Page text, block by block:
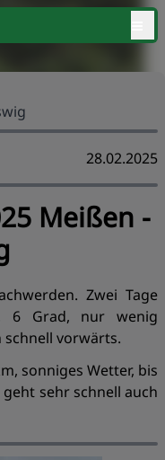
28.02.2025
Meißen -
Zwei Tage
6 Grad, nur wenig
vorwärts.
sonniges Wetter, bis
sehr schnell auch